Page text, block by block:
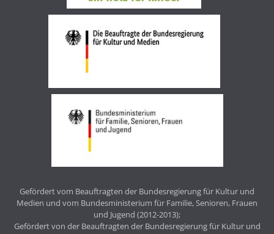
Gefördert vom Beauftragten der Bundesregierung für Kultur und
Medien und vom Bundesministerium für Familie, Senioren, Frauen
und Jugend (2012-2013);
Gefördert von der Beauftragten der Bundesregierung für Kultur und